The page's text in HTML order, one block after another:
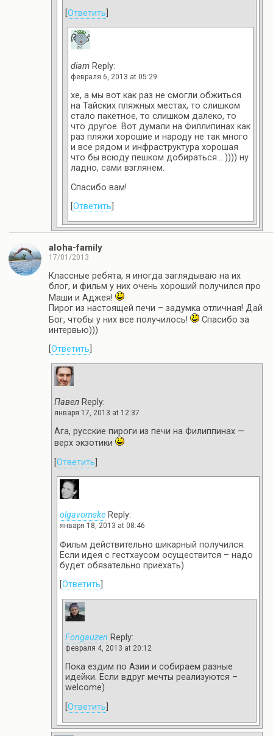
Ответить
diam Reply:
февраля 6, 2013 at 05:29
хе, а мы вот как раз не смогли обжиться
на Тайских пляжных местах, то слишком
стало пакетное, то слишком далеко, то
что другое. Вот думали на Филлипинах как
раз пляжи хорошие и народу не так много
и все рядом и инфраструктура хорошая
что бы всюду пешком добираться… )))) ну
ладно, сами взглянем.
Спасибо вам!
Ответить
aloha-family
17/01/2013
Классные ребята, я иногда заглядываю на их
блог, и фильм у них очень хороший получился про
Маши и Аджея!
Пирог из настоящей печи – задумка отличная! Дай
Бог, чтобы у них все получилось!
Спасибо за
интервью)))
Ответить
Павел Reply:
января 17, 2013 at 12:37
Ага, русские пироги из печи на Филиппинах —
верх экзотики
Ответить
olgavomske Reply:
января 18, 2013 at 08:46
Фильм действительно шикарный получился.
Если идея с гестхаусом осуществится – надо
будет обязательно приехать)
Ответить
Fongauzen Reply:
февраля 4, 2013 at 20:12
Пока ездим по Азии и собираем разные
идейки. Если вдруг мечты реализуются –
welcome)
Ответить